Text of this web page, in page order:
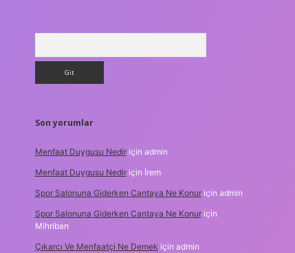
Son yorumlar
Menfaat Duygusu Nediriçin admin
Menfaat Duygusu Nediriçin İrem
Spor Salonuna Giderken Cantaya Ne Konuriçin admin
Spor Salonuna Giderken Cantaya Ne Konuriçin
Mihriban
Çıkarcı Ve Menfaatçi Ne Demek için admin